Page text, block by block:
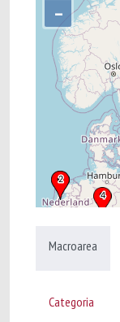
–
Macroarea
Categoria